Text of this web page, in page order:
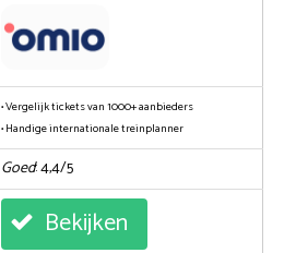
• Vergelijk tickets van 1000+ aanbieders
• Handige internationale treinplanner
Goed: 4,4/5
Bekijken